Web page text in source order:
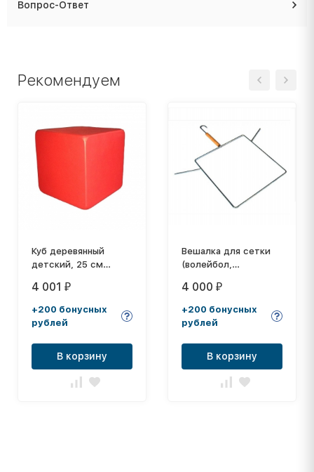
Вопрос-Ответ
Рекомендуем
Куб деревянный
детский, 25 см
4 001 ₽
+200 бонусных
рублей
В корзину
Вешалка для сетки
(волейбол,
теннис)
4 000 ₽
+200 бонусных
рублей
В корзину